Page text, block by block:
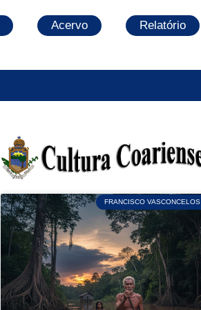
Acervo Relatório
FRANCISCO VASCONCELOS